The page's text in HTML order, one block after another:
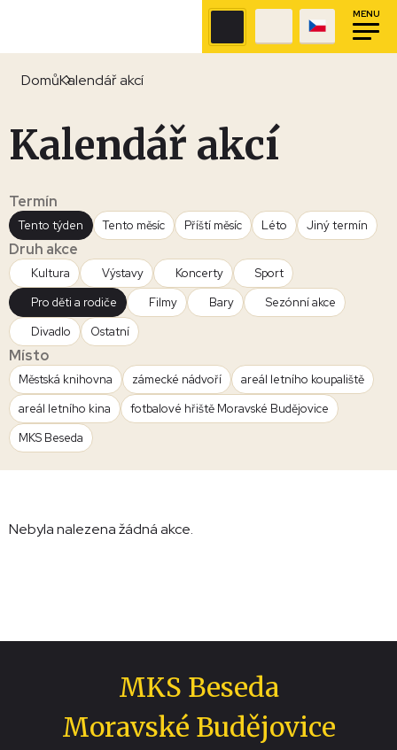
MENU
DomůKalendář akcí
Kalendář akcí
Termín
Tento týden Tento měsíc Příští měsíc Léto Jiný termín
Druh akce
Kultura Výstavy Koncerty
Sport
Pro děti a rodiče
Filmy Bary
Sezónní akce
Divadlo
Ostatní
Místo
Městská knihovna zámecké nádvoří
areál letního koupaliště
areál letního kina
fotbalové hřiště Moravské Budějovice
MKS Beseda
Nebyla nalezena žádná akce.
MKS Beseda
Moravské Budějovice